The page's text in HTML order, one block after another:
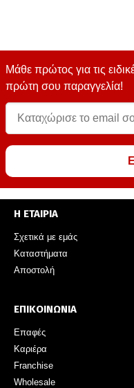
Μάθε πρώτος για τις
πρώτη σου παραγγελία!
Η ΕΤΑΙΡΙΑ
Σχετικά με εμάς
Καταστήματα
Αποστολή
ΕΠΙΚΟΙΝΩΝΙΑ
Επαφές
Καριέρα
Franchise
Wholesale